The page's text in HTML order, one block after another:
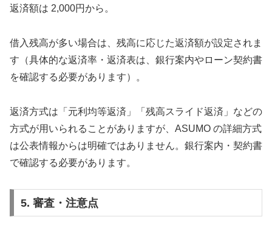
返済額は 2,000円から。
借入残高が多い場合は、残高に応じた返済額が設定されま
す（具体的な返済率・返済表は、銀行案内やローン契約書
を確認する必要があります）。
返済方式は「元利均等返済」「残高スライド返済」などの
方式が用いられることがありますが、ASUMO の詳細方式
は公表情報からは明確ではありません。銀行案内・契約書
で確認する必要があります。
5. 審査・注意点